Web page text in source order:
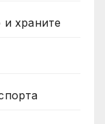
храните